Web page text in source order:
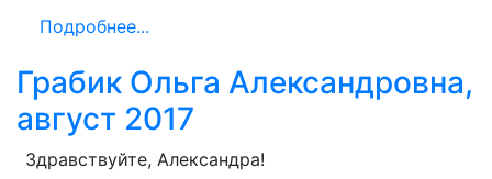
Подробнее...
Грабик Ольга Александровна,
август 2017
Здравствуйте, Александра!